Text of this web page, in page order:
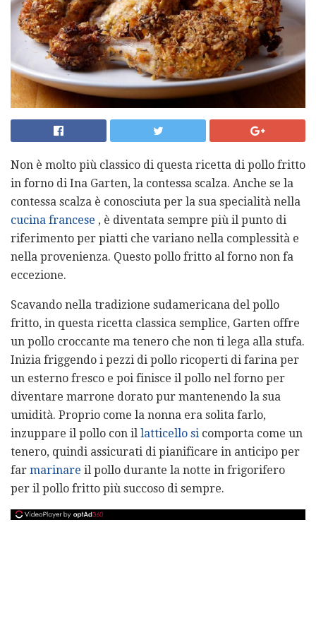
Non è molto più classico di questa ricetta di pollo fritto
in forno di Ina Garten, la contessa scalza. Anche se la
contessa scalza è conosciuta per la sua specialità nella
cucina francese , è diventata sempre più il punto di
riferimento per piatti che variano nella complessità e
nella provenienza. Questo pollo fritto al forno non fa
eccezione.
Scavando nella tradizione sudamericana del pollo
fritto, in questa ricetta classica semplice, Garten offre
un pollo croccante ma tenero che non ti lega alla stufa.
Inizia friggendo i pezzi di pollo ricoperti di farina per
un esterno fresco e poi finisce il pollo nel forno per
diventare marrone dorato pur mantenendo la sua
umidità. Proprio come la nonna era solita farlo,
inzuppare il pollo con il latticello si comporta come un
tenero, quindi assicurati di pianificare in anticipo per
far marinare il pollo durante la notte in frigorifero
per il pollo fritto più succoso di sempre.